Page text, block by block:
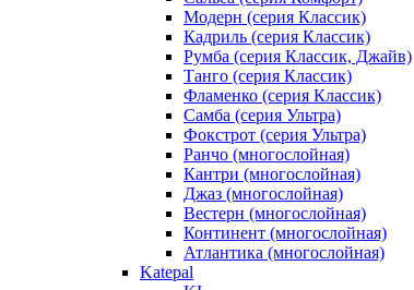
Модерн (серия Классик)
Кадриль (серия Классик)
Румба (серия Классик, Джайв)
Танго (серия Классик)
Фламенко (серия Классик)
Самба (серия Ультра)
Фокстрот (серия Ультра)
Ранчо (многослойная)
Кантри (многослойная)
Джаз (многослойная)
Вестерн (многослойная)
Континент (многослойная)
Атлантика (многослойная)
Katepal